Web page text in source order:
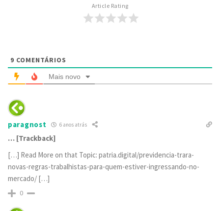
Article Rating
9 COMENTÁRIOS
Mais novo
paragnost 6 anos atrás
… [Trackback]
[…] Read More on that Topic: patria.digital/previdencia-trara-
novas-regras-trabalhistas-para-quem-estiver-ingressando-no-
mercado/ […]
0